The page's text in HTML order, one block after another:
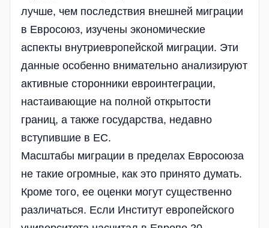
лучше, чем последствия внешней миграции
в Евросоюз, изучены экономические
аспекты внутриевропейской миграции. Эти
данные особенно внимательно анализируют
активные сторонники евроинтеграции,
настаивающие на полной открытости
границ, а также государства, недавно
вступившие в ЕС.
Масштабы миграции в пределах Евросоюза
не такие огромные, как это принято думать.
Кроме того, ее оценки могут существенно
различаться. Если Институт европейского